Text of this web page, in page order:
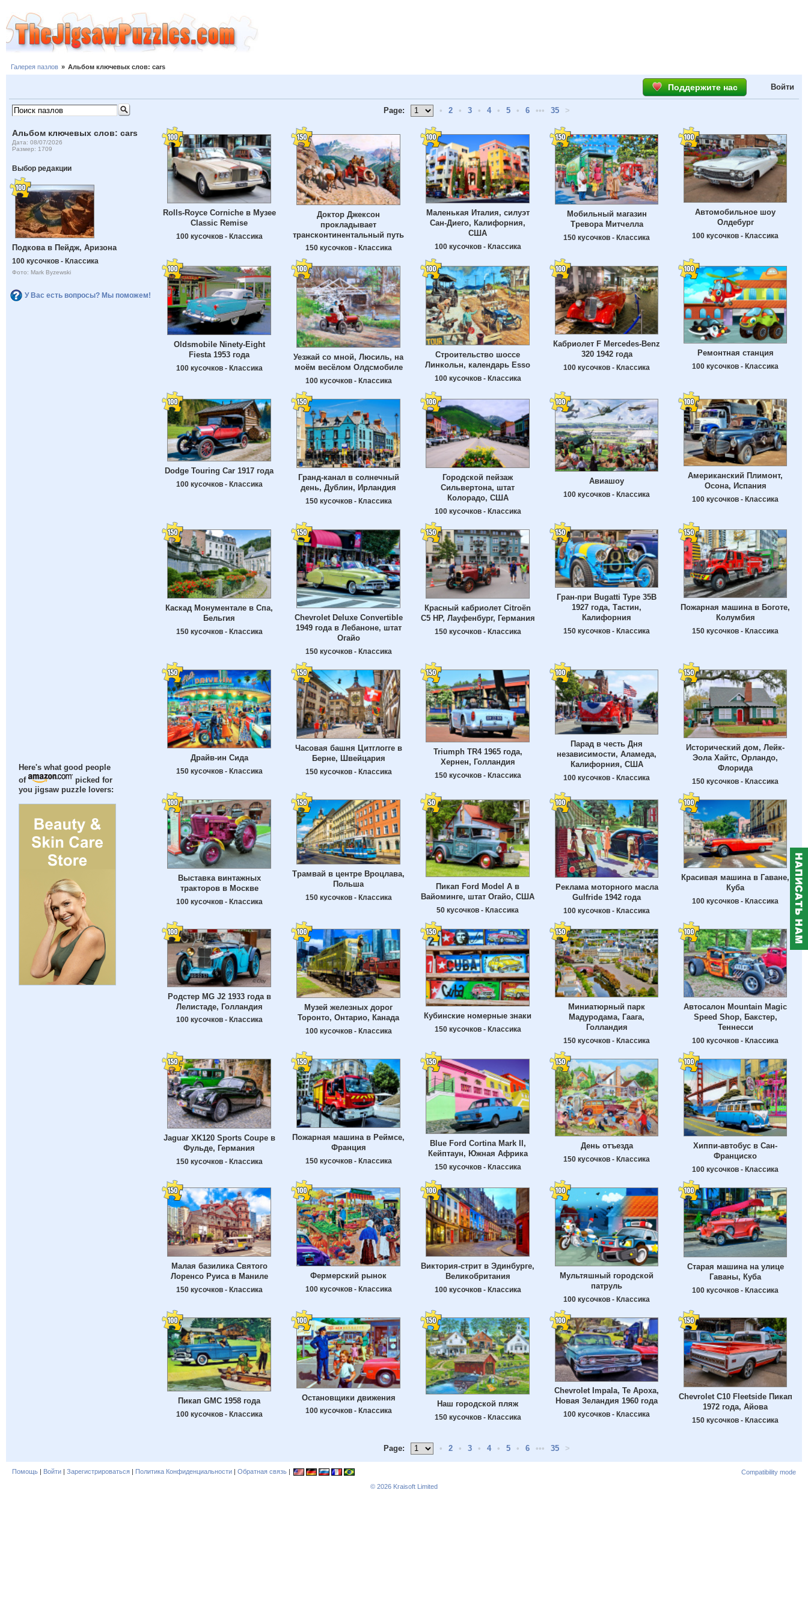
Галерея пазлов » Альбом ключевых слов: cars
Поддержите нас Войти
Альбом ключевых слов: cars
Дата: 08/07/2026
Размер: 1709
Выбор редакции
Подкова в Пейдж, Аризона
100 кусочков - Классика
Фото: Mark Byzewski
У Вас есть вопросы? Мы поможем!
Here's what good people
of
picked for
you jigsaw puzzle lovers:
Page: • 2 • 3 • 4 • 5 • 6 ••• 35 >
Rolls-Royce Corniche в Музее
Classic Remise
100 кусочков - Классика
Доктор Джексон
прокладывает
трансконтинентальный путь
150 кусочков - Классика
Маленькая Италия, силуэт
Сан-Диего, Калифорния,
США
100 кусочков - Классика
Мобильный магазин
Тревора Митчелла
150 кусочков - Классика
Автомобильное шоу
Олдебург
100 кусочков - Классика
Oldsmobile Ninety-Eight
Fiesta 1953 года
100 кусочков - Классика
Уезжай со мной, Люсиль, на
моём весёлом Олдсмобиле
100 кусочков - Классика
Строительство шоссе
Линкольн, календарь Esso
100 кусочков - Классика
Кабриолет F Mercedes-Benz
320 1942 года
100 кусочков - Классика
Ремонтная станция
100 кусочков - Классика
Dodge Touring Car 1917 года
100 кусочков - Классика
Гранд-канал в солнечный
день, Дублин, Ирландия
150 кусочков - Классика
Городской пейзаж
Сильвертона, штат
Колорадо, США
100 кусочков - Классика
Авиашоу
100 кусочков - Классика
Американский Плимонт,
Осона, Испания
100 кусочков - Классика
Каскад Монументале в Спа,
Бельгия
150 кусочков - Классика
Chevrolet Deluxe Convertible
1949 года в Лебаноне, штат
Огайо
150 кусочков - Классика
Красный кабриолет Citroën
C5 HP, Лауфенбург, Германия
150 кусочков - Классика
Гран-при Bugatti Type 35B
1927 года, Тастин,
Калифорния
150 кусочков - Классика
Пожарная машина в Боготе,
Колумбия
150 кусочков - Классика
Драйв-ин Сида
150 кусочков - Классика
Часовая башня Цитглогге в
Берне, Швейцария
150 кусочков - Классика
Triumph TR4 1965 года,
Хернен, Голландия
150 кусочков - Классика
Парад в честь Дня
независимости, Аламеда,
Калифорния, США
100 кусочков - Классика
Исторический дом, Лейк-
Эола Хайтс, Орландо,
Флорида
150 кусочков - Классика
Выставка винтажных
тракторов в Москве
100 кусочков - Классика
Трамвай в центре Вроцлава,
Польша
150 кусочков - Классика
Пикап Ford Model A в
Вайоминге, штат Огайо, США
50 кусочков - Классика
Реклама моторного масла
Gulfride 1942 года
100 кусочков - Классика
Красивая машина в Гаване,
Куба
100 кусочков - Классика
Родстер MG J2 1933 года в
Лелистаде, Голландия
100 кусочков - Классика
Музей железных дорог
Торонто, Онтарио, Канада
100 кусочков - Классика
Кубинские номерные знаки
150 кусочков - Классика
Миниатюрный парк
Мадуродама, Гаага,
Голландия
150 кусочков - Классика
Автосалон Mountain Magic
Speed Shop, Бакстер,
Теннесси
100 кусочков - Классика
Jaguar XK120 Sports Coupe в
Фульде, Германия
150 кусочков - Классика
Пожарная машина в Реймсе,
Франция
150 кусочков - Классика
Blue Ford Cortina Mark II,
Кейптаун, Южная Африка
150 кусочков - Классика
День отъезда
150 кусочков - Классика
Хиппи-автобус в Сан-
Франциско
100 кусочков - Классика
Малая базилика Святого
Лоренсо Руиса в Маниле
150 кусочков - Классика
Фермерский рынок
100 кусочков - Классика
Виктория-стрит в Эдинбурге,
Великобритания
100 кусочков - Классика
Мультяшный городской
патруль
100 кусочков - Классика
Старая машина на улице
Гаваны, Куба
100 кусочков - Классика
Пикап GMC 1958 года
100 кусочков - Классика
Остановщики движения
100 кусочков - Классика
Наш городской пляж
150 кусочков - Классика
Chevrolet Impala, Те Ароха,
Новая Зеландия 1960 года
100 кусочков - Классика
Chevrolet C10 Fleetside Пикап
1972 года, Айова
150 кусочков - Классика
Page: • 2 • 3 • 4 • 5 • 6 ••• 35 >
Помощь | Войти | Зарегистрироваться | Политика Конфиденциальности | Обратная связь |
Compatibility mode
© 2026 Kraisoft Limited